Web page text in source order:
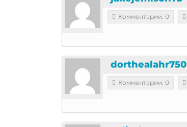
Комментарии: 0
dorthealahr750
Комментарии: 0